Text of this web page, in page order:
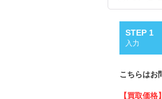
STEP 1
入力
こちらはお
【買取価